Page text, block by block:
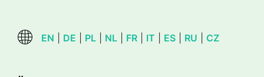
EN DE PL NL FR IT ES RU CZ